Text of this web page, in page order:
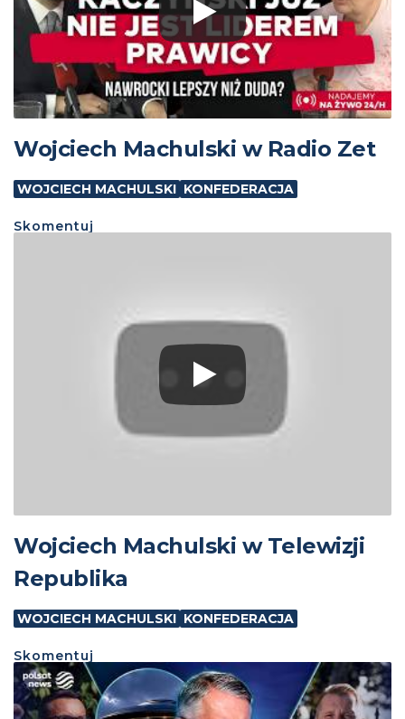
Wojciech Machulski w Radio Zet
WOJCIECH MACHULSKI KONFEDERACJA
Skomentuj
Wojciech Machulski w Telewizji
Republika
WOJCIECH MACHULSKI KONFEDERACJA
Skomentuj